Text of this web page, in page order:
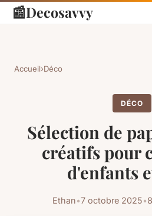
📰Decosavvy
Accueil›Déco
DÉCO
Sélection de
créatifs pour
d'enfants
Ethan•7 octobre 2025•